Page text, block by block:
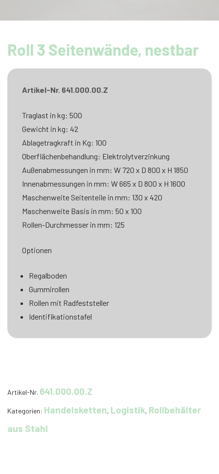
Roll 3 Seitenwände, nestbar
Artikel-Nr. 641.000.00.Z
Traglast in kg: 500
Gewicht in kg: 42
Ablagetragkraft in Kg: 100
Oberflächenbehandlung: Elektrolytverzinkung
Außenabmessungen in mm: W 720 x D 800 x H 1850
Innenabmessungen in mm: W 665 x D 800 x H 1600
Maschenweite Seitenteile in mm: 130 x 420
Maschenweite Basis in mm: 50 x 100
Rollen-Durchmesser in mm: 125
Optionen
Regalboden
Gummirollen
Rollen mit Radfeststeller
Identifikationstafel
Artikel-Nr. 641.000.00.Z
Kategorien: Handelsketten, Logistik, Rollbehälter
aus Stahl